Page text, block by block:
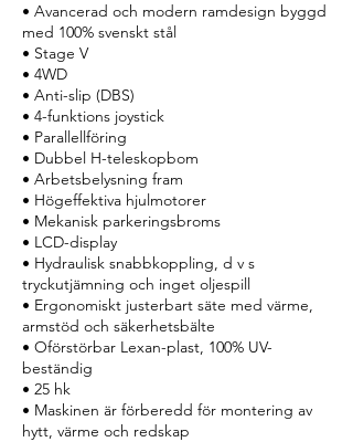
• Avancerad och modern ramdesign byggd
med 100% svenskt stål
• Stage V
• 4WD
• Anti-slip (DBS)
• 4-funktions joystick
• Parallellföring
• Dubbel H-teleskopbom
• Arbetsbelysning fram
• Högeffektiva hjulmotorer
• Mekanisk parkeringsbroms
• LCD-display
• Hydraulisk snabbkoppling, d v s
tryckutjämning och inget oljespill
• Ergonomiskt justerbart säte med värme,
armstöd och säkerhetsbälte
• Oförstörbar Lexan-plast, 100% UV-
beständig
• 25 hk
• Maskinen är förberedd för montering av
hytt, värme och redskap